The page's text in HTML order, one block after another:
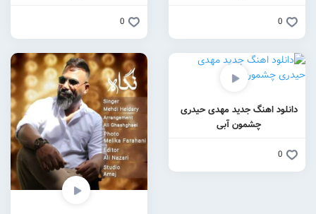
0
0
دانلود اهنگ جدید مهدی حیدری
چشمون آبی
0